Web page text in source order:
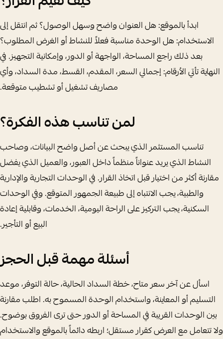
ابدأ بالموقع: هل العنوان واضح وسهل الوصول؟ ثم انتقل إلى
الاستخدام: هل الوحدة مناسبة فعلاً للنشاط أو الغرض المطلوب؟
بعد ذلك راجع المساحة، الواجهة أو الدور، وإمكانية التجهيز. في
النهاية تأتي الأرقام: إجمالي السعر، المقدم، القسط، مدة السداد، وأي
مصاريف تشغيل أو تشطيب متوقعة.
لمن تناسب هذه الفكرة؟
تناسب المستثمر الذي يبحث عن أصل واضح البيانات، وصاحب
النشاط الذي يريد عنواناً منظماً داخل العبور، والعميل الذي يفضل
مقارنة أكثر من اختيار قبل اتخاذ القرار. في الوحدات التجارية والإدارية
والطبية، يجب الانتباه إلى طبيعة الجمهور المتوقع. وفي الوحدات
السكنية، يجب التركيز على الراحة اليومية، الخدمات، وقابلية إعادة
البيع أو التأجير.
أسئلة مهمة قبل الحجز
اسأل عن آخر سعر متاح، خطة السداد الحالية، حالة التوفر، موعد
التسليم أو المعاينة، واستخدام الوحدة المسموح به. اطلب مقارنة
بين الوحدات القريبة في المساحة أو الدور حتى ترى الفروق بوضوح.
ولا تتعامل مع العرض كقرار مستقل؛ اربطه دائماً بالموقع والاستخدام